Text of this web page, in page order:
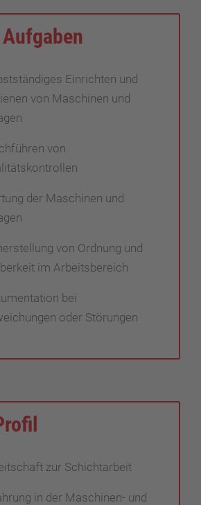
Einrichten und
von Maschinen und
von
der Maschinen und
von Ordnung und
im Arbeitsbereich
bei
oder Störungen
zur Schichtarbeit
in der Maschinen- und